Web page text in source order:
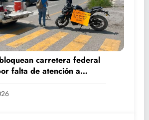
carretera federal
falta de atención a